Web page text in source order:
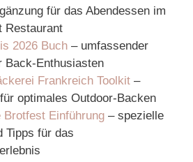
für das Abendessen im
Restaurant
2026 Buch – umfassender
Back‑Enthusiasten
Frankreich Toolkit –
optimales Outdoor‑Backen
Brotfest Einführung – spezielle
Tipps für das